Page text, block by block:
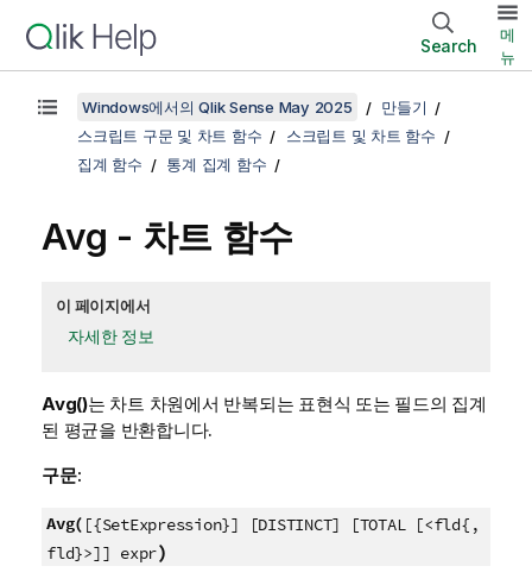
Search
메
뉴
Windows에서의 Qlik Sense May 2025
만들기
스크립트 구문 및 차트 함수
스크립트 및 차트 함수
집계 함수
통계 집계 함수
Avg - 차트 함수
이 페이지에서
자세한 정보
Avg()는 차트 차원에서 반복되는 표현식 또는 필드의 집계
된 평균을 반환합니다.
구문:
Avg( [{SetExpression}] [DISTINCT] [TOTAL [<fld{,
fld}>]] expr)